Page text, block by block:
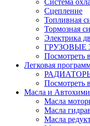
Система
Сцепление
Топливная
Тормозная
Электрика
ГРУЗОВЫЕ
Посмотреть
Легковая
Посмотреть
Масла и
Масла
Масла
Масла